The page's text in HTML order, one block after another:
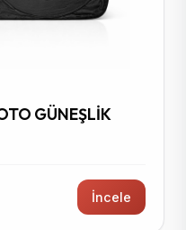
GÜNEŞLİK
İncele